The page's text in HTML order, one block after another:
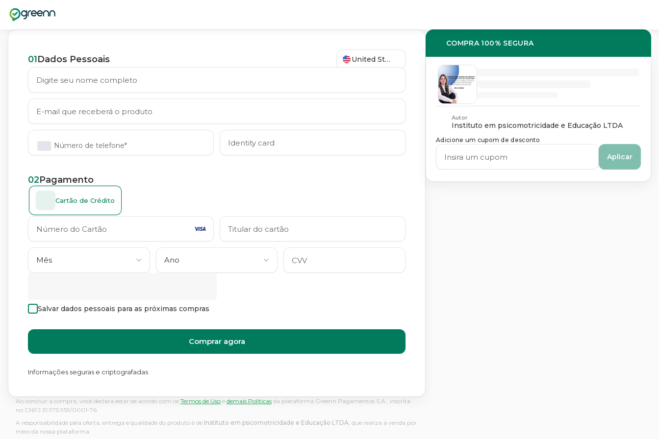
01Dados Pessoais United States
Número de telefone*
02Pagamento
Cartão de Crédito
Salvar dados pessoais para as próximas compras
Comprar agora
Informações seguras e criptografadas
Ao concluir a compra, você declara estar de acordo com os Termos de Uso e demais Políticas da plataforma Greenn Pagamentos S.A., inscrita
no CNPJ 31.975.959/0001-76.
A responsabilidade pela oferta, entrega e qualidade do produto é de Instituto em psicomotricidade e Educação LTDA, que realiza a venda por
meio da nossa plataforma.
COMPRA 100% SEGURA
Autor
Instituto em psicomotricidade e Educação LTDA
Adicione um cupom de desconto
Aplicar